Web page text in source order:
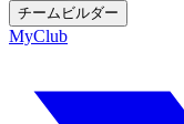
チームビルダー
MyClub